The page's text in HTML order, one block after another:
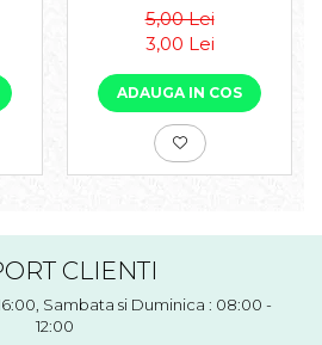
5,00 Lei
3,00 Lei
ADAUGA IN COS
CLIENTI
Sambata si Duminica : 08:00 -
12:00